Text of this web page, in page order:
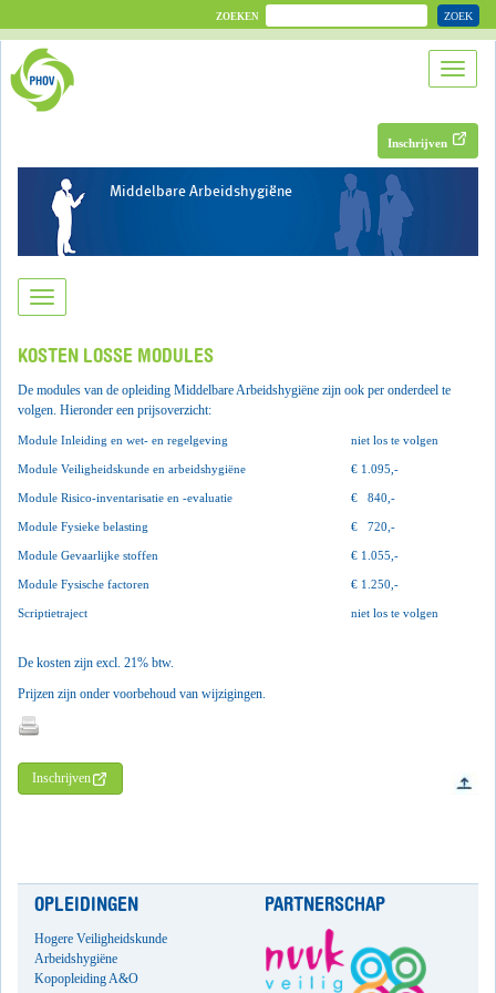
ZOEKEN ZOEK
Inschrijven
Middelbare Arbeidshygiëne
KOSTEN LOSSE MODULES
De modules van de opleiding Middelbare Arbeidshygiëne zijn ook per onderdeel te
volgen. Hieronder een prijsoverzicht:
Module Inleiding en wet- en regelgeving niet los te volgen
Module Veiligheidskunde en arbeidshygiëne € 1.095 ,-
Module Risico-inventarisatie en -evaluatie € 840,-
Module Fysieke belasting € 720,-
Module Gevaarlijke stoffen € 1.055,-
Module Fysische factoren € 1.250,-
Scriptietraject niet los te volgen
De kosten zijn excl. 21% btw.
Prijzen zijn onder voorbehoud van wijzigingen.
Inschrijven
OPLEIDINGEN
Hogere Veiligheidskunde
Arbeidshygiëne
Kopopleiding A&O
PARTNERSCHAP